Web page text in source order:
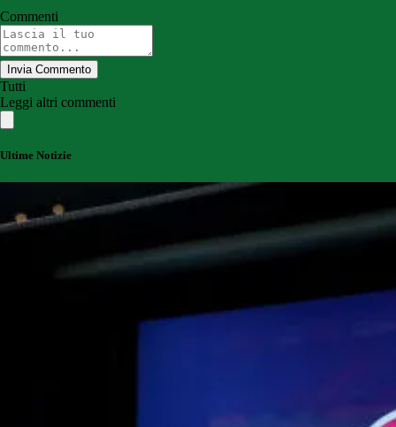
Commenti
Invia Commento
Tutti
Leggi altri commenti
Ultime Notizie